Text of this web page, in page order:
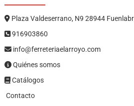
Plaza Valdeserrano, N9 28944
916903860
info@ferreteriaelarroyo.com
Quiénes somos
Catálogos
Contacto